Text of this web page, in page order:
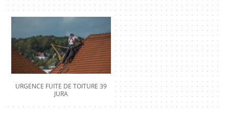
URGENCE FUITE DE TOITURE 39
JURA